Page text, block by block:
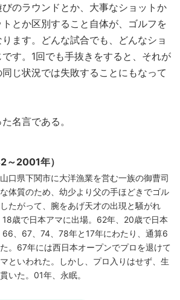
びのラウンドとか、大事なショットか
とか区別すること自体が、ゴルフを
ます。どんな試合でも、どんなショ
す。1回でも手抜きをすると、それが
じ状況では失敗することにもなって
名言である。
2001年）
口県下関市に大洋漁業を営む一族の御曹司
体質のため、幼少より父の手ほどきでゴル
たがって、腕をあげ天才の出現と騒がれ
歳で日本アマに出場。62年、20歳で日本
、67、74、78年と17年にわたり、通算6
。67年には西日本オープンでプロを退けて
といわれた。しかし、プロ入りはせず、生
いた。01年、永眠。